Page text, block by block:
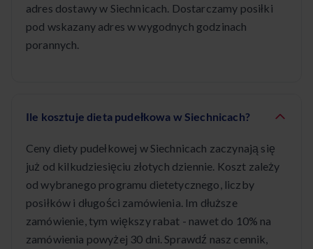
adres dostawy w Siechnicach. Dostarczamy posiłki
pod wskazany adres w wygodnych godzinach
porannych.
Ile kosztuje dieta pudełkowa w Siechnicach?
Ceny diety pudełkowej w Siechnicach zaczynają się
już od kilkudziesięciu złotych dziennie. Koszt zależy
od wybranego programu dietetycznego, liczby
posiłków i długości zamówienia. Im dłuższe
zamówienie, tym większy rabat - nawet do 10% na
zamówienia powyżej 30 dni. Sprawdź nasz cennik,